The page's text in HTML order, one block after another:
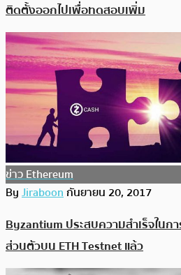
ติดตั้งออกไปเพื่อทดสอบเพิ่ม
ข่าว Ethereum
ByJiraboonกันยายน 20, 2017
Byzantium ประสบความสำเร็จใน
ส่วนตัวบน ETH Testnet แล้ว